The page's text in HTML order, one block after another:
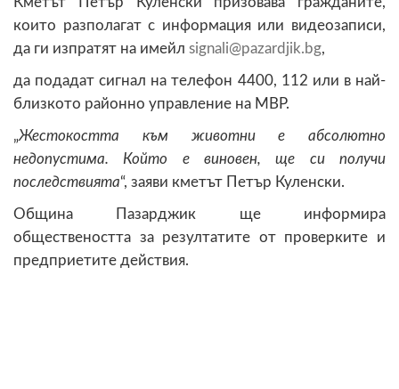
които разполагат с информация или видеозаписи,
да ги изпратят на имейл
@ ,
да подадат сигнал на телефон 4400, 112 или в най-
близкото районно управление на МВР.
„Жестокостта към животни е абсолютно
недопустима. Който е виновен, ще си получи
последствията“, заяви кметът Петър Куленски.
Община Пазарджик ще информира
обществеността за резултатите от проверките и
предприетите действия.